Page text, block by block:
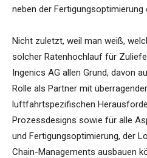
neben der
Nicht zuletzt, weil man weiß,
solcher Ratenhochlauf für
Ingenics AG allen Grund, davon
Rolle als Partner mit
luftfahrtspezifischen
Prozessdesigns sowie für alle
und Fertigungsoptimierung, der
Chain-Managements ausbauen